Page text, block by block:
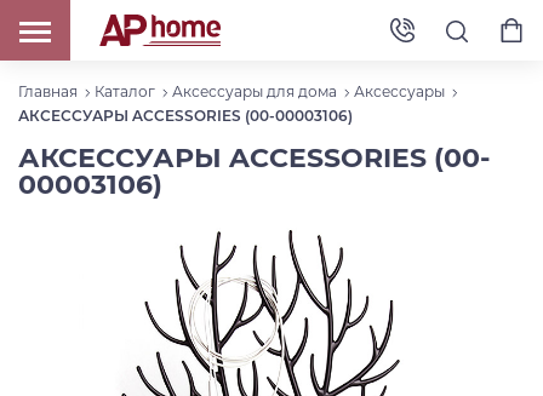
Главная Каталог Аксессуары для дома
Аксессуары
АКСЕССУАРЫ ACCESSORIES (00-00003106)
АКСЕССУАРЫ ACCESSORIES (00-
00003106)